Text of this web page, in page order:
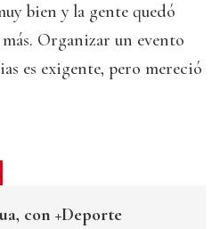
bien y la gente quedó
Organizar un evento
es exigente, pero mereció
con +Deporte